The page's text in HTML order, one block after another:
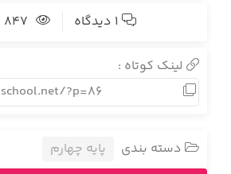
1 دیدگاه 847 بازدید
لینک کوتاه :
?p=86
دسته بندی پایه چهارم